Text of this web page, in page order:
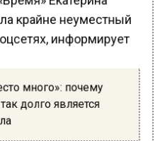
крайне неуместный
информирует
много»: почему
долго является